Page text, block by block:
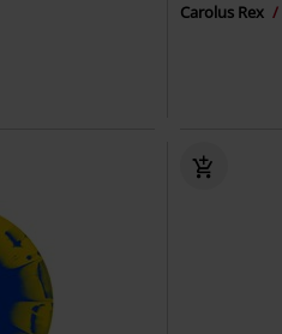
Carolus Rex